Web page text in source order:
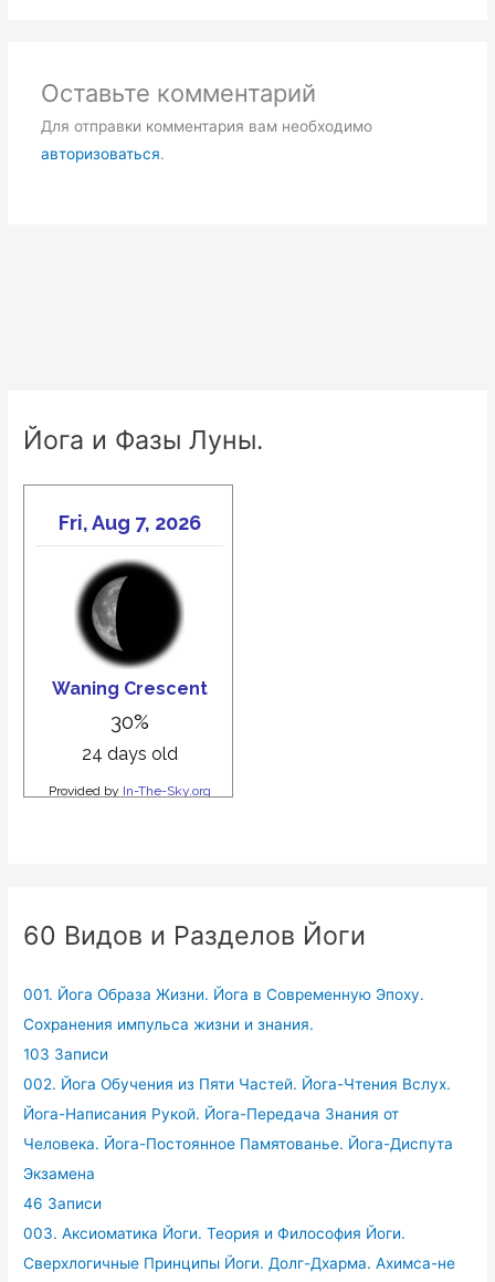
Оставьте комментарий
Для отправки комментария вам необходимо
авторизоваться.
Йога и Фазы Луны.
60 Видов и Разделов Йоги
001. Йога Образа Жизни. Йога в Современную Эпоху.
Сохранения импульса жизни и знания.
103 Записи
002. Йога Обучения из Пяти Частей. Йога-Чтения Вслух.
Йога-Написания Рукой. Йога-Передача Знания от
Человека. Йога-Постоянное Памятованье. Йога-Диспута
Экзамена
46 Записи
003. Аксиоматика Йоги. Теория и Философия Йоги.
Сверхлогичные Принципы Йоги. Долг-Дхарма. Ахимса-не